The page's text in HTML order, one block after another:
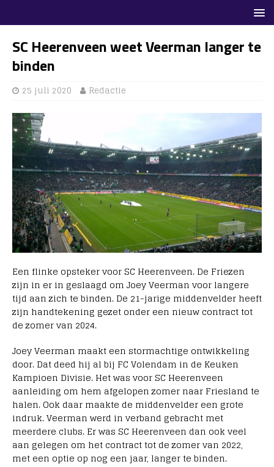
SC Heerenveen weet Veerman langer te
binden
25 juli 2020 Redactie
Een flinke opsteker voor SC Heerenveen. De Friezen
zijn in er in geslaagd om Joey Veerman voor langere
tijd aan zich te binden. De 21-jarige middenvelder heeft
zijn handtekening gezet onder een nieuw contract tot
de zomer van 2024.
Joey Veerman maakt een stormachtige ontwikkeling
door. Dat deed hij al bij FC Volendam in de Keuken
Kampioen Divisie. Het was voor SC Heerenveen
aanleiding om hem afgelopen zomer naar Friesland te
halen. Ook daar maakte de middenvelder een grote
indruk. Veerman werd in verband gebracht met
meerdere clubs. Er was SC Heerenveen dan ook veel
aan gelegen om het contract tot de zomer van 2022,
met een optie op nog een jaar, langer te binden.